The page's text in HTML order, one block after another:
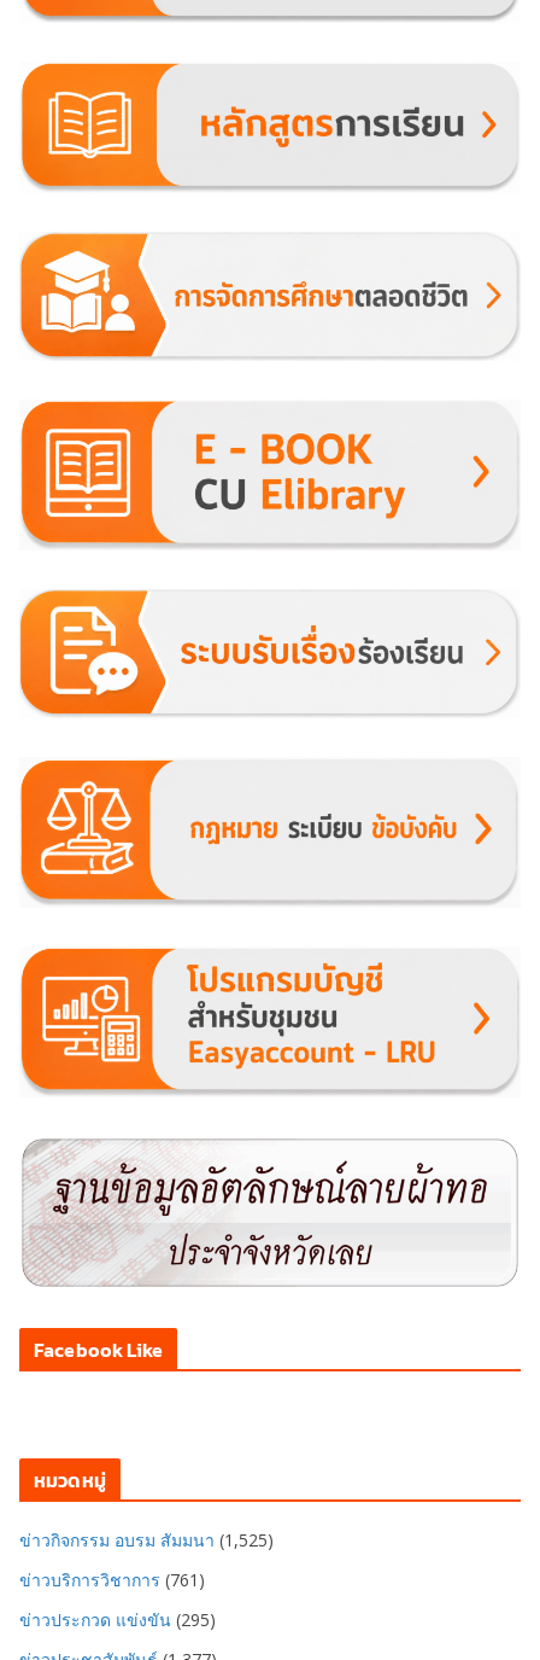
Facebook Like
หมวดหมู่
ข่าวกิจกรรม อบรม สัมมนา (1,525)
ข่าวบริการวิชาการ (761)
ข่าวประกวด แข่งขัน (295)